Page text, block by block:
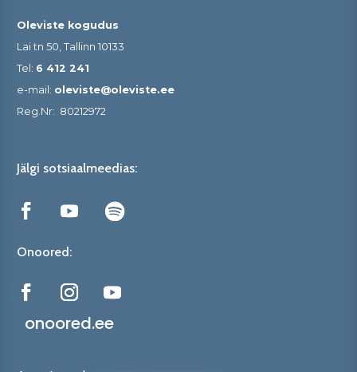
Oleviste kogudus
Lai tn 50, Tallinn 10133
Tel: 6 412 241
e-mail: oleviste@oleviste.ee
Reg.Nr: 80212972
Jälgi sotsiaalmeedias:
Onoored:
onoored.ee